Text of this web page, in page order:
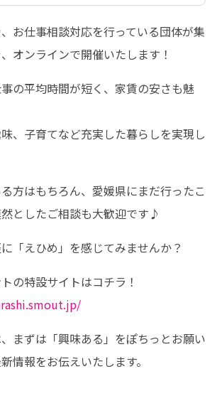
お仕事相談対応を行っている団体が集
オンラインで開催いたします！
の平均時間が短く、家賃の安さも魅
、子育てなど充実した暮らしを実現し
方はもちろん、愛媛県にまだ行ったこ
としたご相談も大歓迎です♪
「えひめ」を感じてみませんか？
まずは「興味ある」をぽちっとお願い
情報をお伝えいたします。